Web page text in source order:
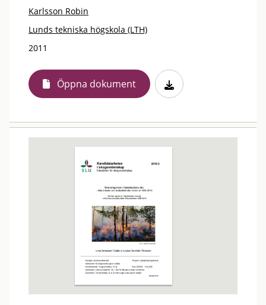
Karlsson Robin
Lunds tekniska högskola (LTH)
2011
Öppna dokument